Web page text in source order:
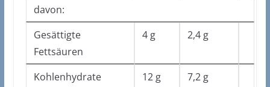
davon:
Gesättigte
Fettsäuren
4 g 2,4 g
Kohlenhydrate 12 g
7,2 g